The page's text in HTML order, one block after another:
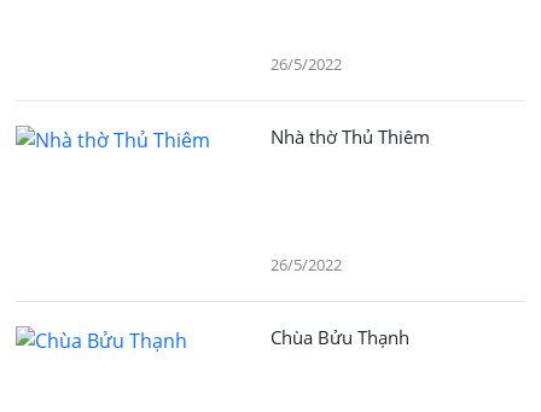
26/5/2022
Nhà thờ Thủ Thiêm
26/5/2022
Chùa Bửu Thạnh